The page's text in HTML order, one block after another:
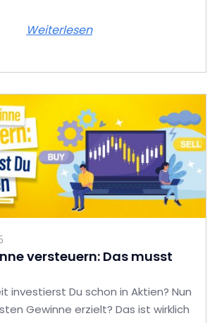
Weiterlesen
versteuern: Das musst
investierst Du schon in Aktien? Nun
Gewinne erzielt? Das ist wirklich